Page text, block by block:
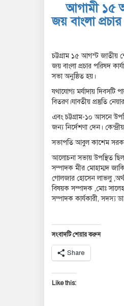
আগামী ১৫
জয় বাংলা
চট্টগ্রাম ১৫ আগস্ট জাতীয়
জয় বাংলা প্রচার পরিষদ
সভা অনুষ্ঠিত হয়।
যথাযোগ্য মর্যাদায়
বিতরণ।যাবতীয় প্রস্তুতি
এবং চট্টগ্রাম-১০ আসনে
জন্য নির্দেশণা দেন।
সভাপতি আবুল কাশেম
আলোচনা সভায় উপস্থিত
সম্পাদক মীর মোহাম্মদ
গোলজার হোসেন লাভলু ,অর্থ
বিষয়ক সম্পাদক ,মোঃ
সম্পাদক কার্যকারী, সদস্য
সংবাদটি শেয়ার করুন
Share
Like this: